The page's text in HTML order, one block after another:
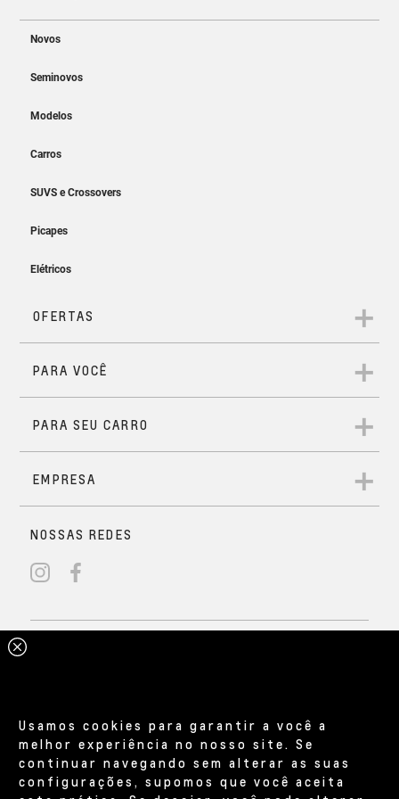
Usamos cookies para garantir a você a
melhor experiência no nosso site. Se
continuar navegando sem alterar as suas
configurações, supomos que você aceita